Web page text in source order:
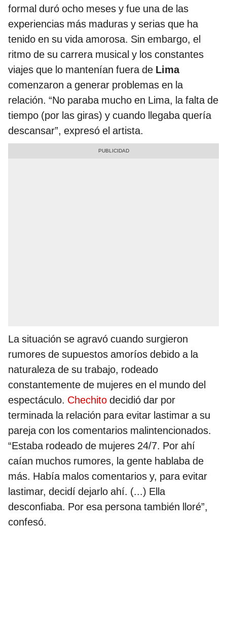
formal duró ocho meses y fue una de las
experiencias más maduras y serias que ha
tenido en su vida amorosa. Sin embargo, el
ritmo de su carrera musical y los constantes
viajes que lo mantenían fuera de Lima
comenzaron a generar problemas en la
relación. “No paraba mucho en Lima, la falta de
tiempo (por las giras) y cuando llegaba quería
descansar”, expresó el artista.
La situación se agravó cuando surgieron
rumores de supuestos amoríos debido a la
naturaleza de su trabajo, rodeado
constantemente de mujeres en el mundo del
espectáculo. Chechito decidió dar por
terminada la relación para evitar lastimar a su
pareja con los comentarios malintencionados.
“Estaba rodeado de mujeres 24/7. Por ahí
caían muchos rumores, la gente hablaba de
más. Había malos comentarios y, para evitar
lastimar, decidí dejarlo ahí. (...) Ella
desconfiaba. Por esa persona también lloré”,
confesó.